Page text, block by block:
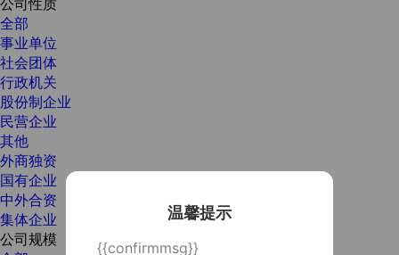
温馨提示
{{confirmmsg}}
全部
事业单位
社会团体
行政机关
股份制企业
民营企业
其他
外商独资
国有企业
中外合资
集体企业
公司规模